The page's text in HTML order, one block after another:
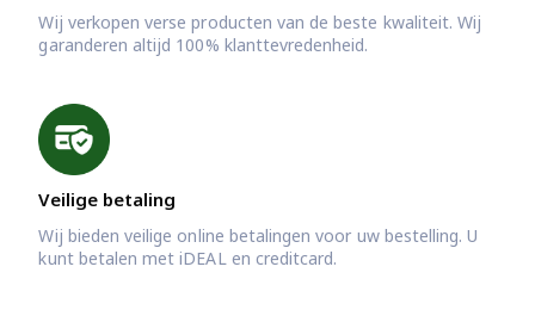
Wij verkopen verse producten van de beste kwaliteit. Wij
garanderen altijd 100% klanttevredenheid.
Veilige betaling
Wij bieden veilige online betalingen voor uw bestelling. U
kunt betalen met iDEAL en creditcard.